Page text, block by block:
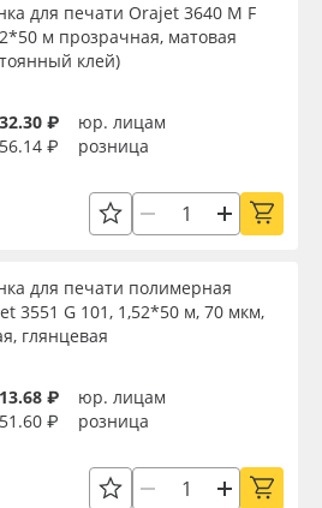
для печати Orajet 3640 M F
м прозрачная, матовая
клей)
₽
юр. лицам
₽
розница
для печати полимерная
3551 G 101, 1,52*50 м, 70 мкм,
глянцевая
₽
юр. лицам
₽
розница